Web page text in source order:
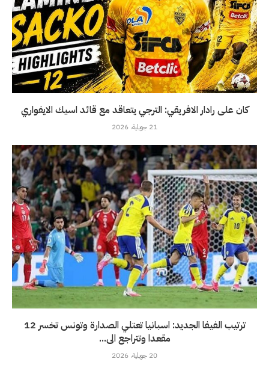
كان على رادار الافريقي: الترجي يتعاقد مع قائد اسيك الايفواري
21 جويلية، 2026
ترتيب الفيفا الجديد: اسبانيا تعتلي الصدارة وتونس تخسر 12
مقعدا وتتراجع الى...
20 جويلية، 2026